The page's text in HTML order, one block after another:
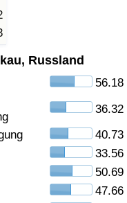
Russland
56.18
36.32
40.73
33.56
50.69
47.66